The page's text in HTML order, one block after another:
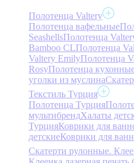
Полотенца Valtery
Полотенца вафельные
SeashellsПолотенца
Bamboo CLПолотенца
Valtery EmilyПолотенца
RosyПолотенца
уголки из муслина
Текстиль Турция
Полотенца Турция
мультибрендХалаты
ТурцияКоврики для
детскиеКоврики для
Скатерти рулонные.